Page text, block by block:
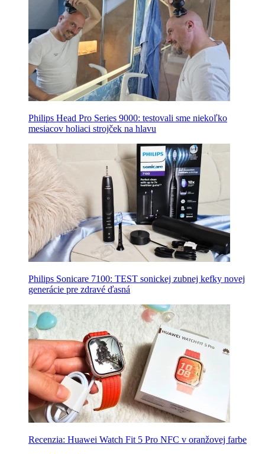
Philips Head Pro Series 9000: testovali sme niekoľko
mesiacov holiaci strojček na hlavu
Philips Sonicare 7100: TEST sonickej zubnej kefky novej
generácie pre zdravé ďasná
Recenzia: Huawei Watch Fit 5 Pro NFC v oranžovej farbe